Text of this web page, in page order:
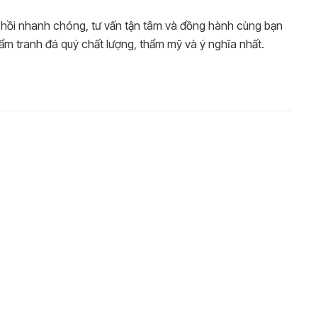
nhanh chóng, tư vấn tận tâm và đồng hành cùng bạn
tranh đá quý chất lượng, thẩm mỹ và ý nghĩa nhất.